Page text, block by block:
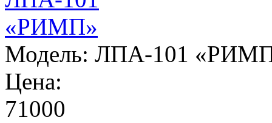
Модель: ЛПА-101
Цена:
71000